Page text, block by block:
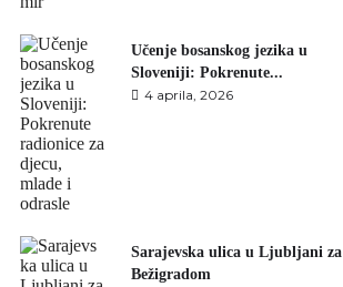
Učenje bosanskog jezika u
Sloveniji: Pokrenute...
4 aprila, 2026
Sarajevska ulica u Ljubljani za
Bežigradom